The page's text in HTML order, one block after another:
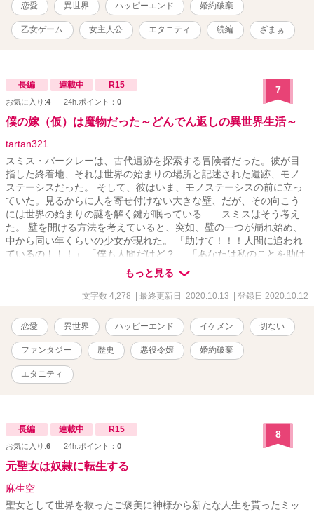
恋愛 異世界 ハッピーエンド 婚約破棄
乙女ゲーム 女主人公 エタニティ 続編 ざまぁ
長編 連載中 R15
お気に入り:4 24h.ポイント： 0
7
僕の嫁（仮）は魔物だった～どんでん返しの異世界生活～
tartan321
スミス・バークレーは、古代遺跡を探索する冒険者だった。彼が目
指した終着地、それは世界の始まりの場所と記述された遺跡、モノ
ステーシスだった。 そして、彼はいま、モノステーシスの前に立っ
ていた。見るからに人を寄せ付けない大きな壁、だが、その向こう
には世界の始まりの謎を解く鍵が眠っている……スミスはそう考え
た。 壁を開ける方法を考えていると、突如、壁の一つが崩れ始め、
中から同い年くらいの少女が現れた。 「助けて！！！人間に追われ
ているの！！！」 「僕も人間だけど？」 「あなたは私のことを助け
てくれると信じている！！！そうだ、私の旦那さんになっ
て！！！」 「ええええええっ？」 突如として見知らぬ少女から告白
されたスミスは困惑した。すると、壁の中から武装した人間たちが
と思います。
もっと見る
文字数 4,278 | 最終更新日 2020.10.13 | 登録日 2020.10.12
恋愛 異世界 ハッピーエンド イケメン 切ない
ファンタジー 歴史 悪役令嬢 婚約破棄
エタニティ
長編 連載中 R15
お気に入り:6 24h.ポイント： 0
8
元聖女は奴隷に転生する
麻生空
聖女として世界を救ったご褒美に神様から新たな人生を貰ったミッ